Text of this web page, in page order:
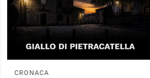
CRONACA